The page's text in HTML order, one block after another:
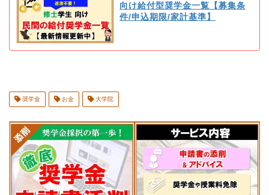
向け給付型奨学金一覧【募集条
件/申込期限/家計基準】
奨学金 お金 大学院